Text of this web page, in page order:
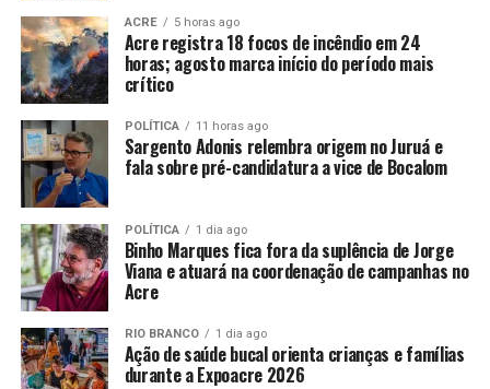
ACRE 5 horas ago
Acre registra 18 focos de incêndio em 24
horas; agosto marca início do período mais
crítico
POLÍTICA 11 horas ago
Sargento Adonis relembra origem no Juruá e
fala sobre pré-candidatura a vice de Bocalom
POLÍTICA 1 dia ago
Binho Marques fica fora da suplência de Jorge
Viana e atuará na coordenação de campanhas no
Acre
RIO BRANCO 1 dia ago
Ação de saúde bucal orienta crianças e famílias
durante a Expoacre 2026